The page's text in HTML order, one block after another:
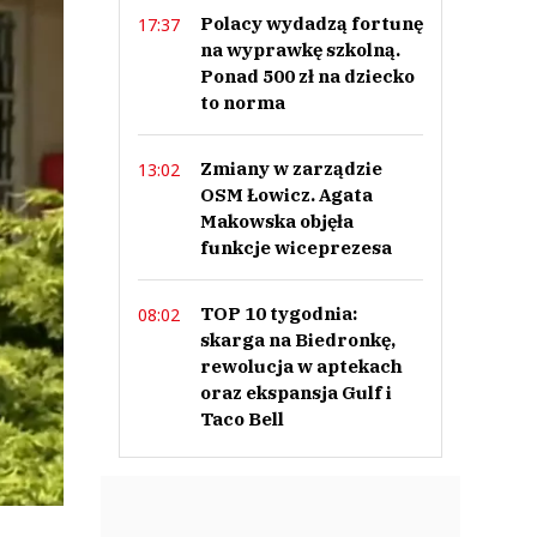
17:37
Polacy wydadzą fortunę
na wyprawkę szkolną.
Ponad 500 zł na dziecko
to norma
13:02
Zmiany w zarządzie
OSM Łowicz. Agata
Makowska objęła
funkcje wiceprezesa
08:02
TOP 10 tygodnia:
skarga na Biedronkę,
rewolucja w aptekach
oraz ekspansja Gulf i
Taco Bell